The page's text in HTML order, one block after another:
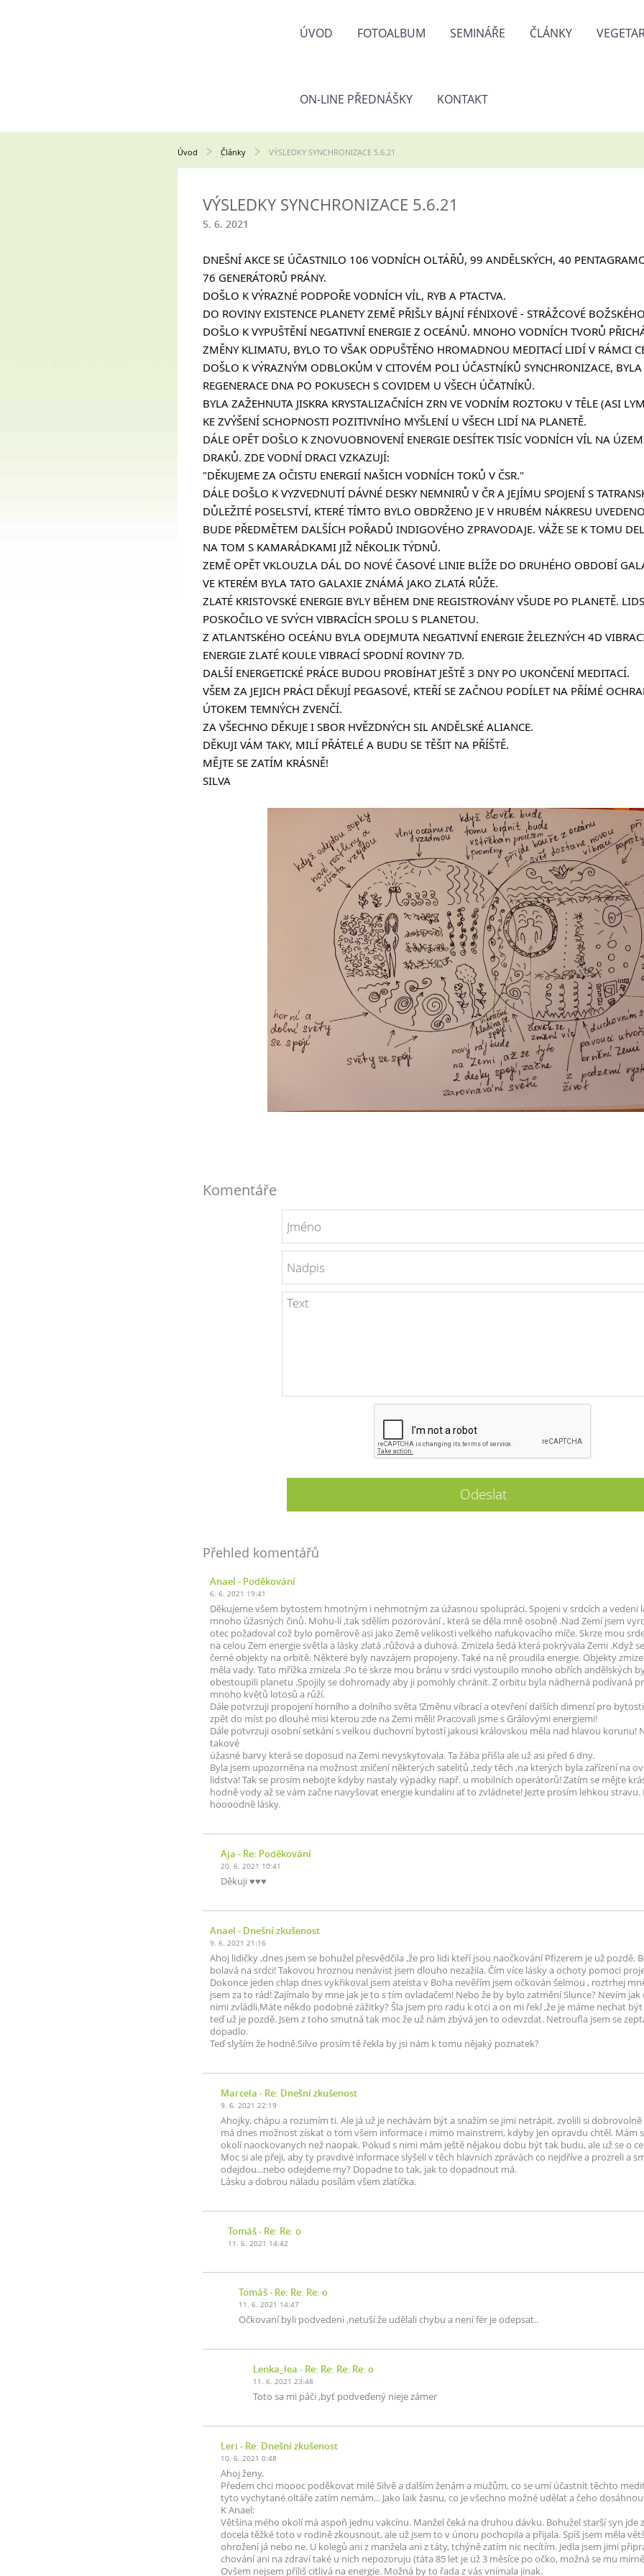
ÚVOD FOTOALBUM SEMINÁŘE ČLÁNKY
ON-LINE PŘEDNÁŠKY KONTAKT
Úvod Články VÝSLEDKY SYNCHRONIZACE 5.6.21
VÝSLEDKY SYNCHRONIZACE 5.6.21
5. 6. 2021
DNEŠNÍ AKCE SE ÚČASTNILO 106 VODNÍCH OLTÁŘŮ, 99 ANDĚLSKÝCH, 40
76 GENERÁTORŮ PRÁNY.
DOŠLO K VÝRAZNÉ PODPOŘE VODNÍCH VÍL, RYB A PTACTVA.
DO ROVINY EXISTENCE PLANETY ZEMĚ PŘIŠLY BÁJNÍ FÉNIXOVÉ - STRÁŽCOVÉ
DOŠLO K VYPUŠTĚNÍ NEGATIVNÍ ENERGIE Z OCEÁNŮ. MNOHO VODNÍCH TVORŮ
ZMĚNY KLIMATU, BYLO TO VŠAK ODPUŠTĚNO HROMADNOU MEDITACÍ LIDÍ V RÁMCI
DOŠLO K VÝRAZNÝM ODBLOKŮM V CITOVÉM POLI ÚČASTNÍKŮ SYNCHRONIZACE,
REGENERACE DNA PO POKUSECH S COVIDEM U VŠECH ÚČATNÍKŮ.
BYLA ZAŽEHNUTA JISKRA KRYSTALIZAČNÍCH ZRN VE VODNÍM ROZTOKU V TĚLE (ASI
KE ZVÝŠENÍ SCHOPNOSTI POZITIVNÍHO MYŠLENÍ U VŠECH LIDÍ NA PLANETĚ.
DÁLE OPĚT DOŠLO K ZNOVUOBNOVENÍ ENERGIE DESÍTEK TISÍC VODNÍCH VÍL NA
DRAKŮ. ZDE VODNÍ DRACI VZKAZUJÍ:
"DĚKUJEME ZA OČISTU ENERGIÍ NAŠICH VODNÍCH TOKŮ V ČSR."
DÁLE DOŠLO K VYZVEDNUTÍ DÁVNÉ DESKY NEMNIRŮ V ČR A JEJÍMU SPOJENÍ S
DŮLEŽITÉ POSELSTVÍ, KTERÉ TÍMTO BYLO OBDRŽENO JE V HRUBÉM NÁKRESU
BUDE PŘEDMĚTEM DALŠÍCH POŘADŮ INDIGOVÉHO ZPRAVODAJE. VÁŽE SE K TOMU
NA TOM S KAMARÁDKAMI JIŽ NĚKOLIK TÝDNŮ.
ZEMĚ OPĚT VKLOUZLA DÁL DO NOVÉ ČASOVÉ LINIE BLÍŽE DO DRUHÉHO OBDOBÍ
VE KTERÉM BYLA TATO GALAXIE ZNÁMÁ JAKO ZLATÁ RŮŽE.
ZLATÉ KRISTOVSKÉ ENERGIE BYLY BĚHEM DNE REGISTROVÁNY VŠUDE PO PLANETĚ.
POSKOČILO VE SVÝCH VIBRACÍCH SPOLU S PLANETOU.
Z ATLANTSKÉHO OCEÁNU BYLA ODEJMUTA NEGATIVNÍ ENERGIE ŽELEZNÝCH 4D
ENERGIE ZLATÉ KOULE VIBRACÍ SPODNÍ ROVINY 7D.
DALŠÍ ENERGETICKÉ PRÁCE BUDOU PROBÍHAT JEŠTĚ 3 DNY PO UKONČENÍ MEDITACÍ.
VŠEM ZA JEJICH PRÁCI DĚKUJÍ PEGASOVÉ, KTEŘÍ SE ZAČNOU PODÍLET NA PŘÍMÉ
ÚTOKEM TEMNÝCH ZVENČÍ.
ZA VŠECHNO DĚKUJE I SBOR HVĚZDNÝCH SIL ANDĚLSKÉ ALIANCE.
DĚKUJI VÁM TAKY, MILÍ PŘÁTELÉ A BUDU SE TĚŠIT NA PŘÍŠTĚ.
MĚJTE SE ZATÍM KRÁSNĚ!
SILVA
Komentáře
Přehled komentářů
Anael - Poděkování
6. 6. 2021 19:41
Děkujeme všem bytostem hmotným i nehmotným za úžasnou spolupráci. Spojeni v srdcích a vedeni
mnoho úžasných činů. Mohu-li ,tak sdělím pozorování , která se děla mně osobně .Nad Zemí jsem
otec požadoval což bylo poměrově asi jako Země velikosti velkého nafukovacího míče. Skrze mou
na celou Zem energie světla a lásky zlatá ,růžová a duhová. Zmizela šedá která pokrývala Zemi .Když
černé objekty na orbitě. Některé byly navzájem propojeny. Také na ně proudila energie. Objekty
měla vady. Tato mřížka zmizela .Po té skrze mou bránu v srdci vystoupilo mnoho obřích andělských
obestoupili planetu .Spojily se dohromady aby ji pomohly chránit. Z orbitu byla nádherná podívaná
mnoho květů lotosů a růží.
Dále potvrzuji propojení horního a dolního světa !Změnu vibrací a otevření dalších dimenzí pro
zpět do míst po dlouhé misi kterou zde na Zemi měli! Pracovali jsme s Grálovými energiemi!
Dále potvrzuji osobní setkání s velkou duchovní bytostí jakousi královskou měla nad hlavou korunu!
takové
úžasné barvy která se doposud na Zemi nevyskytovala. Ta žába přišla ale už asi před 6 dny.
Byla jsem upozorněna na možnost zničení některých satelitů ,tedy těch ,na kterých byla zařízení na
lidstva! Tak se prosím nebojte kdyby nastaly výpadky např. u mobilních operátorů! Zatím se mějte
hodně vody až se vám začne navyšovat energie kundalini ať to zvládnete! Jezte prosím lehkou stravu.
hoooodně lásky.
Aja - Re: Poděkování
20. 6. 2021 10:41
Děkuji ♥♥♥
Anael - Dnešní zkušenost
9. 6. 2021 21:16
Ahoj lidičky ,dnes jsem se bohužel přesvědčila ,že pro lidi kteří jsou naočkování Pfizerem je už pozdě.
bolavá na srdci! Takovou hroznou nenávist jsem dlouho nezažila. Čím více lásky a ochoty pomoci
Dokonce jeden chlap dnes vykřikoval jsem ateista v Boha nevěřím jsem očkován šelmou , roztrhej
jsem za to rád! Zajímalo by mne jak je to s tím ovladačem! Nebo že by bylo zatmění Slunce? Nevím
nimi zvládli.Máte někdo podobné zážitky? Šla jsem pro radu k otci a on mi řekl ,že je máme nechat
teď už je pozdě. Jsem z toho smutná tak moc že už nám zbývá jen to odevzdat. Netroufla jsem se
dopadlo.
Teď slyším že hodně.Silvo prosím tě řekla by jsi nám k tomu nějaký poznatek?
Marcela - Re: Dnešní zkušenost
9. 6. 2021 22:19
Ahojky, chápu a rozumím ti. Ale já už je nechávám být a snažím se jimi netrápit, zvolili si
má dnes možnost získat o tom všem informace i mimo mainstrem, kdyby jen opravdu chtěl. Mám
okolí naockovanych než naopak. Pokud s nimi mám ještě nějakou dobu být tak budu, ale už se o
Moc si ale přeji, aby ty pravdivé informace slyšeli v těch hlavních zprávách co nejdříve a prozreli a
odejdou...nebo odejdeme my? Dopadne to tak, jak to dopadnout má.
Lásku a dobrou náladu posílám všem zlatíčka.
Tomáš- Re: Re: o
11. 6. 2021 14:42
Tomáš- Re: Re: Re: o
11. 6. 2021 14:47
Očkovaní byli podvedeni ,netuší že udělali chybu a není fér je odepsat..
Lenka_lea - Re: Re: Re: Re: o
11. 6. 2021 23:48
Toto sa mi páči ,byť podvedený nieje zámer
Leri - Re: Dnešní zkušenost
10. 6. 2021 0:48
Ahoj ženy.
Předem chci moooc poděkovat milé Silvě a dalším ženám a mužům, co se umí účastnit těchto
tyto vychytané oltáře zatím nemám... Jako laik žasnu, co je všechno možné udělat a čeho
K Anael:
Většina mého okolí má aspoň jednu vakcínu. Manžel čeká na druhou dávku. Bohužel starší syn jde
docela těžké toto v rodině zkousnout, ale už jsem to v únoru pochopila a přijala. Spíš jsem měla
ohrožení já nebo ne. U kolegů ani z manžela ani z táty, tchýně zatím nic necítím. Jedla jsem jimi
chování ani na zdraví také u nich nepozoruju (táta 85 let je už 3 měsíce po očko, možná se mu
Ovšem nejsem příliš citlivá na energie. Možná by to řada z vás vnímala jinak.